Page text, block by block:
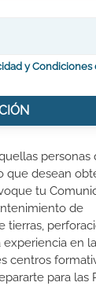
y Condiciones
personas
que desean
tu
de
tierras,
experiencia en la
centros
para las